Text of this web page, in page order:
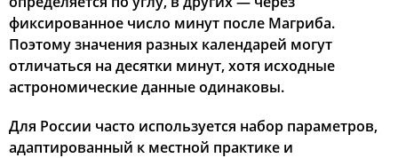
фиксированное число минут после Магриба.
Поэтому значения разных календарей могут
отличаться на десятки минут, хотя исходные
астрономические данные одинаковы.
Для России часто используется набор параметров,
адаптированный к местной практике и